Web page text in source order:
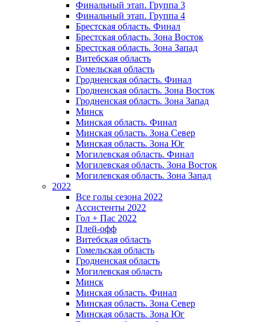
Финальный этап. Группа 3
Финальный этап. Группа 4
Брестская область. Финал
Брестская область. Зона Восток
Брестская область. Зона Запад
Витебская область
Гомельская область
Гродненская область. Финал
Гродненская область. Зона Восток
Гродненская область. Зона Запад
Минск
Минская область. Финал
Минская область. Зона Север
Минская область. Зона Юг
Могилевская область. Финал
Могилевская область. Зона Восток
Могилевская область. Зона Запад
2022
Все голы сезона 2022
Ассистенты 2022
Гол + Пас 2022
Плей-офф
Витебская область
Гомельская область
Гродненская область
Могилевская область
Минск
Mинская область. Финал
Минская область. Зона Север
Минская область. Зона Юг